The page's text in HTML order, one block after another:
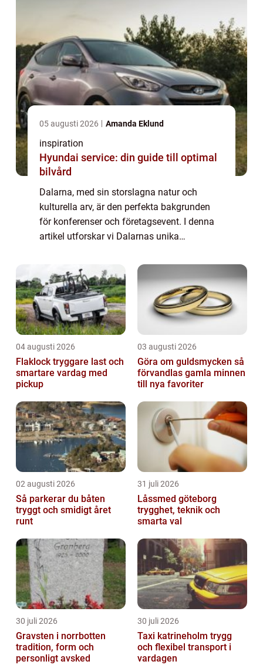
05 augusti 2026 Amanda Eklund
inspiration
Hyundai service: din guide till optimal
bilvård
Dalarna, med sin storslagna natur och
kulturella arv, är den perfekta bakgrunden
för konferenser och företagsevent. I denna
artikel utforskar vi Dalarnas unika
som en mötesplats...
04 augusti 2026
Flaklock tryggare last och
smartare vardag med
pickup
03 augusti 2026
Göra om guldsmycken så
förvandlas gamla minnen
till nya favoriter
02 augusti 2026
Så parkerar du båten
tryggt och smidigt året
runt
31 juli 2026
Låssmed göteborg
trygghet, teknik och
smarta val
30 juli 2026
Gravsten i norrbotten
tradition, form och
personligt avsked
30 juli 2026
Taxi katrineholm trygg
och flexibel transport i
vardagen